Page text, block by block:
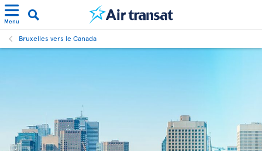
Menu
Bruxelles vers le Canada